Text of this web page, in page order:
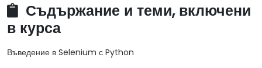
Съдържание и теми, включени
в курса
Въведение в Selenium с Python